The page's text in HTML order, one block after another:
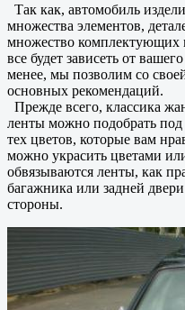
Так как, автомобиль
множества элементов,
множество комплектующих
все будет зависеть от
менее, мы позволим со
основных рекомендаций.
Прежде всего, классика
ленты можно подобрать
тех цветов, которые вам
можно украсить цветами
обвязываются ленты, как
багажника или задней
стороны.